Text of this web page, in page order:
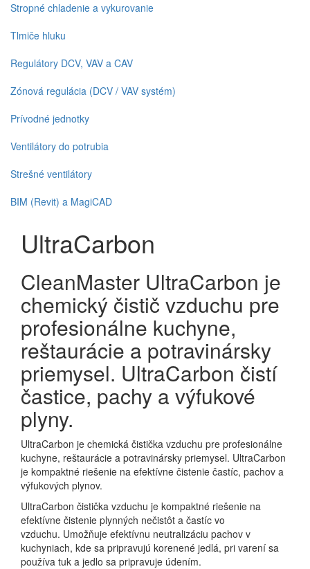
Stropné chladenie a vykurovanie
Tlmiče hluku
Regulátory DCV, VAV a CAV
Zónová regulácia (DCV / VAV systém)
Prívodné jednotky
Ventilátory do potrubia
Strešné ventilátory
BIM (Revit) a MagiCAD
UltraCarbon
CleanMaster UltraCarbon je
chemický čistič vzduchu pre
profesionálne kuchyne,
reštaurácie a potravinársky
priemysel. UltraCarbon čistí
častice, pachy a výfukové
plyny.
UltraCarbon je chemická čistička vzduchu pre profesionálne
kuchyne, reštaurácie a potravinársky priemysel. UltraCarbon
je kompaktné riešenie na efektívne čistenie častíc, pachov a
výfukových plynov.
UltraCarbon čistička vzduchu je kompaktné riešenie na
efektívne čistenie plynných nečistôt a častíc vo
vzduchu. Umožňuje efektívnu neutralizáciu pachov v
kuchyniach, kde sa pripravujú korenené jedlá, pri varení sa
používa tuk a jedlo sa pripravuje údením.